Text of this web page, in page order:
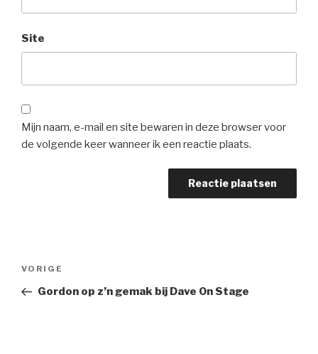
Site
Mijn naam, e-mail en site bewaren in deze browser voor
de volgende keer wanneer ik een reactie plaats.
Vorig
bericht
VORIGE
Gordon op z’n gemak bij Dave On Stage